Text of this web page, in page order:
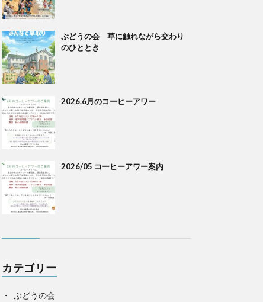
ぶどうの会 草に触れながら交わり
のひととき
2026.6月のコーヒーアワー
2026/05 コーヒーアワー案内
カテゴリー
ぶどうの会